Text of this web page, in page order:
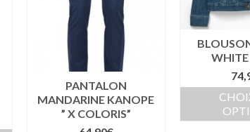
WHITE
PANTALON
MANDARINE KANOPE
” X COLORIS”